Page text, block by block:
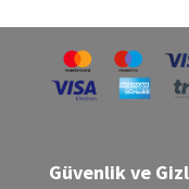
Güvenlik ve